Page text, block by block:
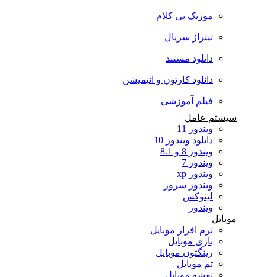
موزیک بی کلام
تیتراژ سریال
دانلود مستند
دانلود کارتون و انیمیشن
فیلم آموزشی
سیستم عامل
ویندوز 11
دانلود ویندوز 10
ویندوز 8 و 8.1
ویندوز 7
ویندوز xp
ویندوز سرور
لینوکس
ویندوز
نرم افزار موبایل
بازی موبایل
رینگتون موبایل
تم موبایل
نقشه موبایل